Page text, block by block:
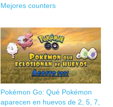
Mejores counters
Pokémon Go: Qué Pokémon
aparecen en huevos de 2, 5, 7,